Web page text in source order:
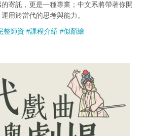
寄託，更是一種專業；中文系將帶著你開
用於當代的思考與能力。
整師資 #課程介紹 #似顏繪